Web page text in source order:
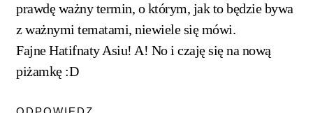
prawdę ważny termin, o którym, jak to będzie bywa
z ważnymi tematami, niewiele się mówi.
Fajne Hatifnaty Asiu! A! No i czaję się na nową
piżamkę :D